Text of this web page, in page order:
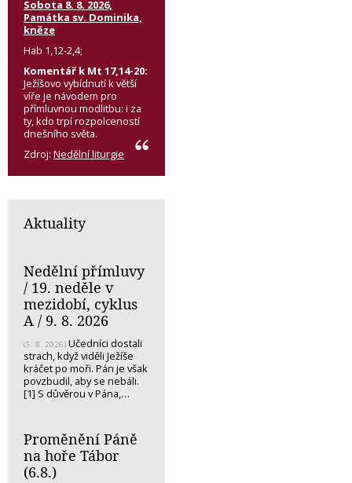
Sobota 8. 8. 2026,
Památka sv. Dominika,
kněze
Hab 1,12-2,4;
Komentář k Mt 17,14-20:
Ježíšovo vybídnutí k větší
víře je návodem pro
přímluvnou modlitbu: i za
ty, kdo trpí rozpolceností
dnešního světa.
Zdroj: Nedělní liturgie
Aktuality
Nedělní přímluvy
/ 19. neděle v
mezidobí, cyklus
A / 9. 8. 2026
(5. 8. 2026) Učedníci dostali
strach, když viděli Ježíše
kráčet po moři. Pán je však
povzbudil, aby se nebáli.
[1] S důvěrou v Pána,…
Proměnění Páně
na hoře Tábor
(6.8.)